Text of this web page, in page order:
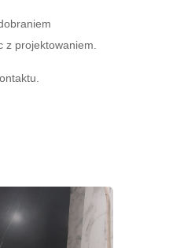
z projektowaniem.